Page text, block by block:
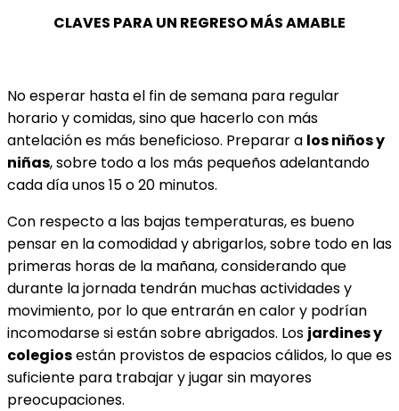
CLAVES PARA UN REGRESO MÁS AMABLE
No esperar hasta el fin de semana para regular
horario y comidas, sino que hacerlo con más
antelación es más beneficioso. Preparar a los niños y
niñas, sobre todo a los más pequeños adelantando
cada día unos 15 o 20 minutos.
Con respecto a las bajas temperaturas, es bueno
pensar en la comodidad y abrigarlos, sobre todo en las
primeras horas de la mañana, considerando que
durante la jornada tendrán muchas actividades y
movimiento, por lo que entrarán en calor y podrían
incomodarse si están sobre abrigados. Los jardines y
colegiosestán provistos de espacios cálidos, lo que es
suficiente para trabajar y jugar sin mayores
preocupaciones.